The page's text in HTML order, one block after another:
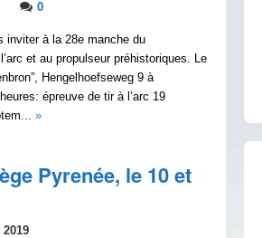
0
inviter à la 28e manche du
et au propulseur préhistoriques. Le
Hengelhoefseweg 9 à
épreuve de tir à l’arc 19
»
Pyrenée, le 10 et